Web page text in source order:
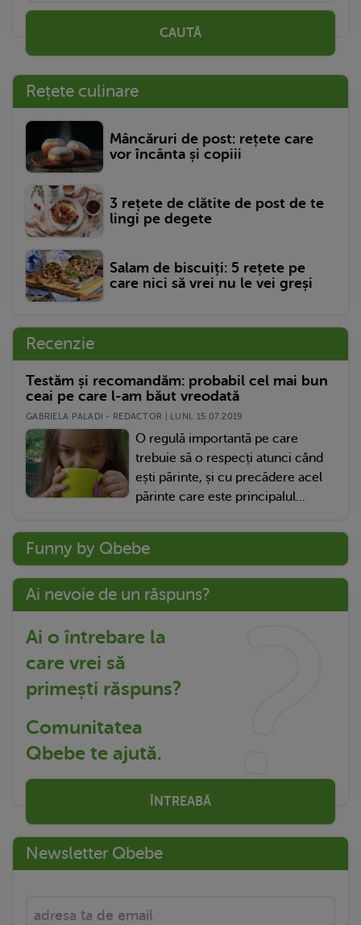
CAUTĂ
Rețete culinare
Mâncăruri de post: rețete care
vor încânta și copiii
3 rețete de clătite de post de te
lingi pe degete
Salam de biscuiți: 5 rețete pe
care nici să vrei nu le vei greși
Recenzie
Testăm și recomandăm: probabil cel mai bun
ceai pe care l-am băut vreodată
GABRIELA PALADI - REDACTOR | LUNI, 15.07.2019
O regulă importantă pe care
trebuie să o respecți atunci când
ești părinte, și cu precădere acel
părinte care este principalul...
Funny by Qbebe
Ai nevoie de un răspuns?
Ai o întrebare la
care vrei să
primești răspuns?
Comunitatea
Qbebe te ajută.
ÎNTREABĂ
Newsletter Qbebe